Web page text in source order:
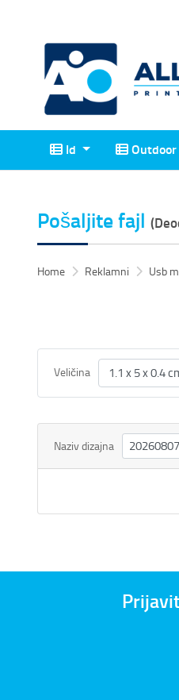
IdId Outdoor
Outdoor
Pošaljite fajl
Home Reklamni Usb
Veličina
Naziv dizajna